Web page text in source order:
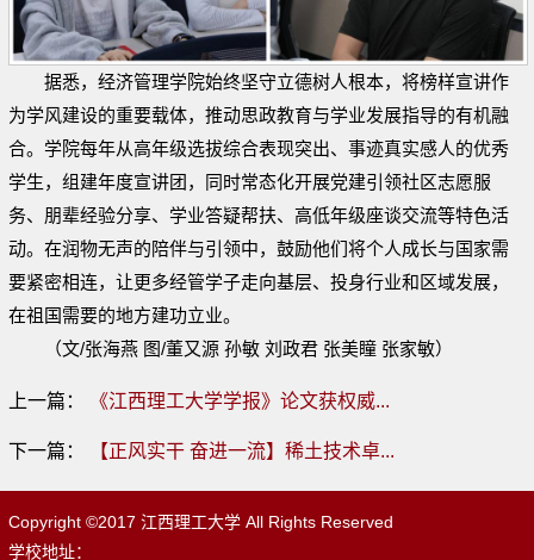
据悉，经济管理学院始终坚守立德树人根本，将榜样宣讲作
为学风建设的重要载体，推动思政教育与学业发展指导的有机融
合。学院每年从高年级选拔综合表现突出、事迹真实感人的优秀
学生，组建年度宣讲团，同时常态化开展党建引领社区志愿服
务、朋辈经验分享、学业答疑帮扶、高低年级座谈交流等特色活
动。在润物无声的陪伴与引领中，鼓励他们将个人成长与国家需
要紧密相连，让更多经管学子走向基层、投身行业和区域发展，
在祖国需要的地方建功立业。
（文/张海燕 图/董又源 孙敏 刘政君 张美瞳 张家敏）
上一篇： 《江西理工大学学报》论文获权威...
下一篇： 【正风实干 奋进一流】稀土技术卓...
Copyright ©2017 江西理工大学 All Rights Reserved
学校地址：